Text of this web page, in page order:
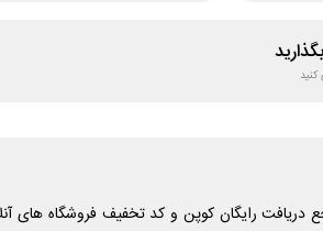
رایگان کوپن و کد تخفیف فروشگاه های